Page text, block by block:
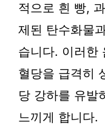
적으로 흰 빵,
제된 탄수화물
습니다. 이러한
혈당을 급격히
당 강하를 유발
느끼게 합니다.